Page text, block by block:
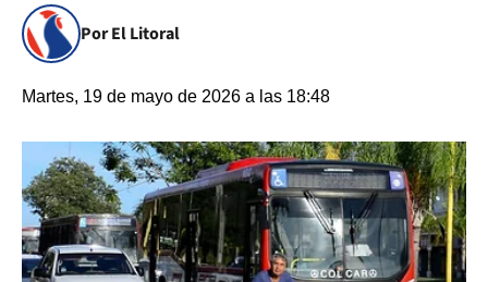
Por El Litoral
Martes, 19 de mayo de 2026 a las 18:48